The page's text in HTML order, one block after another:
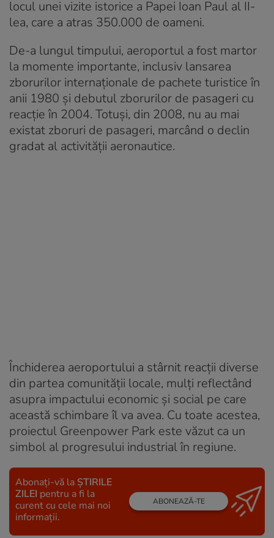
locul unei vizite istorice a Papei Ioan Paul al II-
lea, care a atras 350.000 de oameni.
De-a lungul timpului, aeroportul a fost martor
la momente importante, inclusiv lansarea
zborurilor internaționale de pachete turistice în
anii 1980 și debutul zborurilor de pasageri cu
reacție în 2004. Totuși, din 2008, nu au mai
existat zboruri de pasageri, marcând o declin
gradat al activității aeronautice.
Închiderea aeroportului a stârnit reacții diverse
din partea comunității locale, mulți reflectând
asupra impactului economic și social pe care
această schimbare îl va avea. Cu toate acestea,
proiectul Greenpower Park este văzut ca un
simbol al progresului industrial în regiune.
Abonați-vă la ȘTIRILE
ZILEI pentru a fi la
curent cu cele mai noi
informații.
ABONEAZĂ-TE